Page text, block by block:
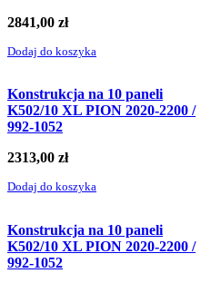
2841,00 zł
Dodaj do koszyka
Konstrukcja na 10 paneli
K502/10 XL PION 2020-2200 /
992-1052
2313,00 zł
Dodaj do koszyka
Konstrukcja na 10 paneli
K502/10 XL PION 2020-2200 /
992-1052